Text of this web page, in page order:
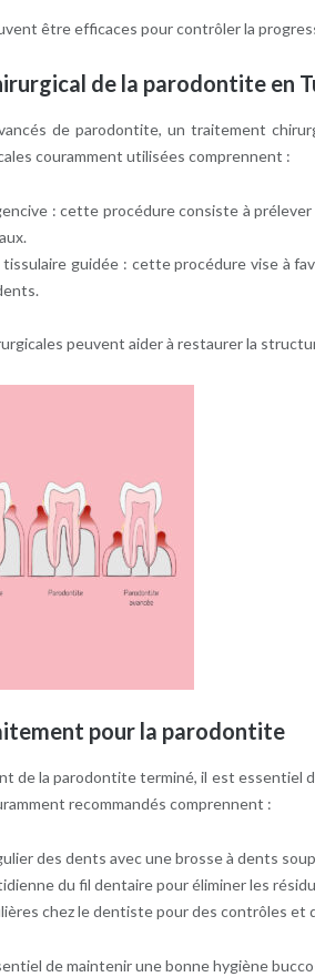
être efficaces pour contrôler la
de la parodontite en
de parodontite, un traitement
couramment utilisées comprennent :
: cette procédure consiste à
guidée : cette procédure vise à
peuvent aider à restaurer la
pour la parodontite
de la parodontite terminé, il est essentiel
recommandés comprennent :
des dents avec une brosse à dents
du fil dentaire pour éliminer les
chez le dentiste pour des contrôles et
de maintenir une bonne hygiène